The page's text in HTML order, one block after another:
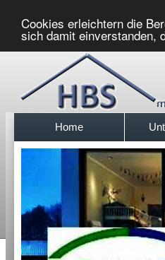
Cookies erleichtern die
sich damit einverstanden,
Home